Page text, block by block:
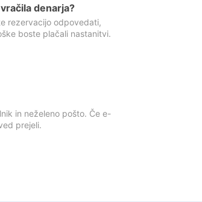
denarja?
rezervacijo odpovedati,
boste plačali nastanitvi.
in neželeno pošto. Če e-
prejeli.